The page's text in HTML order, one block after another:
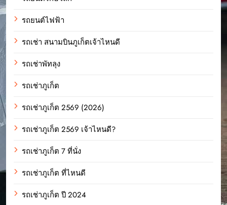
รถยนต์ไฟฟ้า
รถเช่า สนามบินภูเก็ตเจ้าไหนดี
รถเช่าพัทลุง
รถเช่าภูเก็ต
รถเช่าภูเก็ต 2569 (2026)
รถเช่าภูเก็ต 2569 เจ้าไหนดี?
รถเช่าภูเก็ต 7 ที่นั่ง
รถเช่าภูเก็ต ที่ไหนดี
รถเช่าภูเก็ต ปี 2024